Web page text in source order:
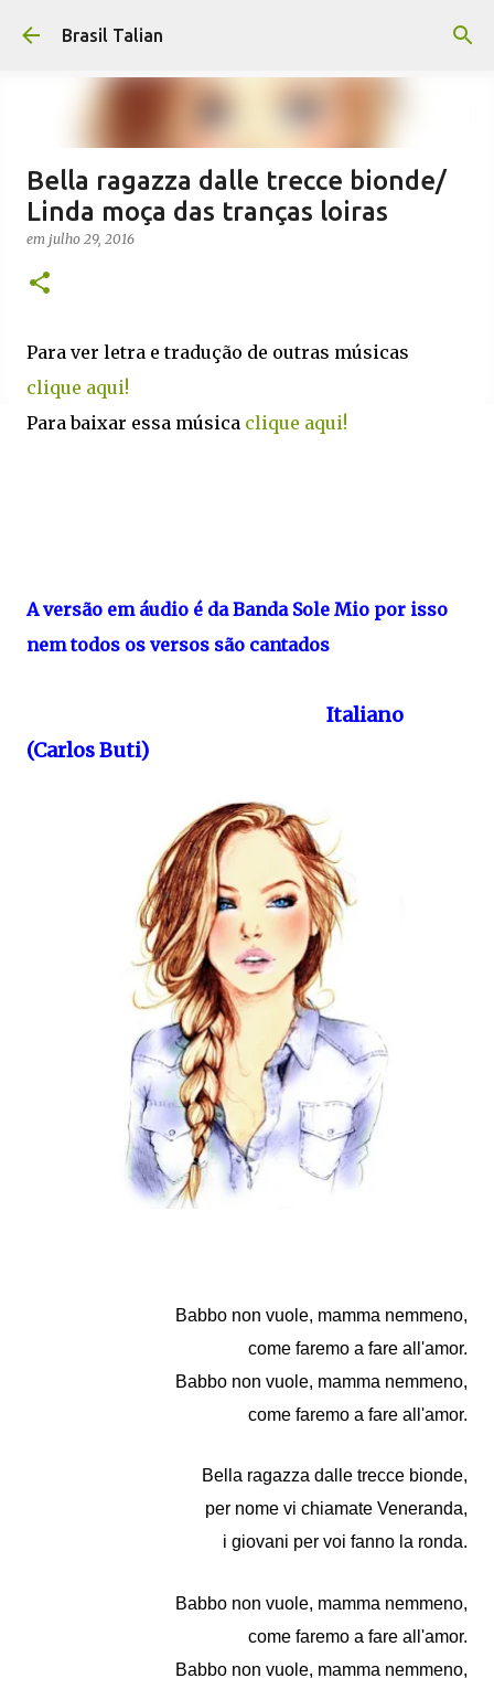
Pular para o conteúdo principal
Brasil Talian
Bella ragazza dalle trecce bionde/
Linda moça das tranças loiras
em julho 29, 2016
Para ver letra e tradução de outras músicas
clique aqui!
Para baixar essa música clique aqui!
A versão em áudio é da Banda Sole Mio por isso
nem todos os versos são cantados
Italiano
(Carlos Buti)
Babbo non vuole, mamma nemmeno,
come faremo a fare all'amor.
Babbo non vuole, mamma nemmeno,
come faremo a fare all'amor.
Bella ragazza dalle trecce bionde,
per nome vi chiamate Veneranda,
i giovani per voi fanno la ronda.
Babbo non vuole, mamma nemmeno,
come faremo a fare all'amor.
Babbo non vuole, mamma nemmeno,